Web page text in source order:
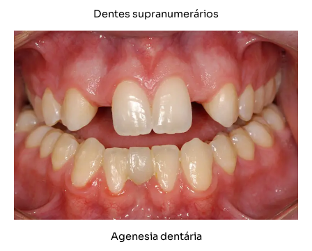
Dentes supranumerários
Agenesia dentária